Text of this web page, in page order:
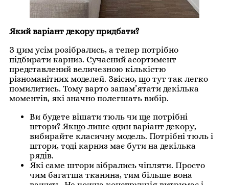
Який варіант декору придбати?
З цим усім розібрались, а тепер потрібно
підбирати карниз. Сучасний асортимент
представлений величезною кількістю
різноманітних моделей. Звісно, що тут так легко
помилитись. Тому варто запам’ятати декілька
моментів, які значно полегшать вибір.
Ви будете вішати тюль чи ще потрібні
штори? Якщо лише один варіант декору,
вибирайте класичну модель. Потрібні тюль і
штори, тоді карниз має бути на декілька
рядів.
Які саме штори зібрались чіпляти. Просто
чим багатша тканина, тим більше вона